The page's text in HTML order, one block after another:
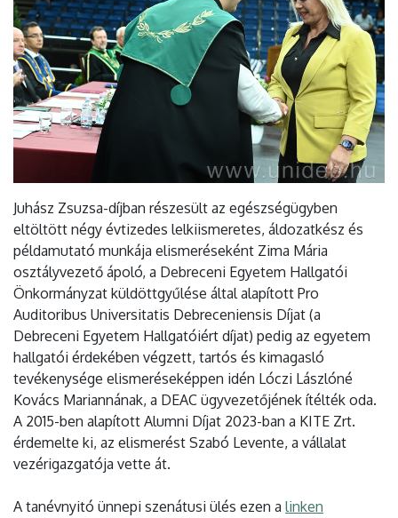
Juhász Zsuzsa-díjban részesült az egészségügyben
eltöltött négy évtizedes lelkiismeretes, áldozatkész és
példamutató munkája elismeréseként Zima Mária
osztályvezető ápoló, a Debreceni Egyetem Hallgatói
Önkormányzat küldöttgyűlése által alapított Pro
Auditoribus Universitatis Debreceniensis Díjat (a
Debreceni Egyetem Hallgatóiért díjat) pedig az egyetem
hallgatói érdekében végzett, tartós és kimagasló
tevékenysége elismeréseképpen idén Lóczi Lászlóné
Kovács Mariannának, a DEAC ügyvezetőjének ítélték oda.
A 2015-ben alapított Alumni Díjat 2023-ban a KITE Zrt.
érdemelte ki, az elismerést Szabó Levente, a vállalat
vezérigazgatója vette át.
A tanévnyitó ünnepi szenátusi ülés ezen a linken